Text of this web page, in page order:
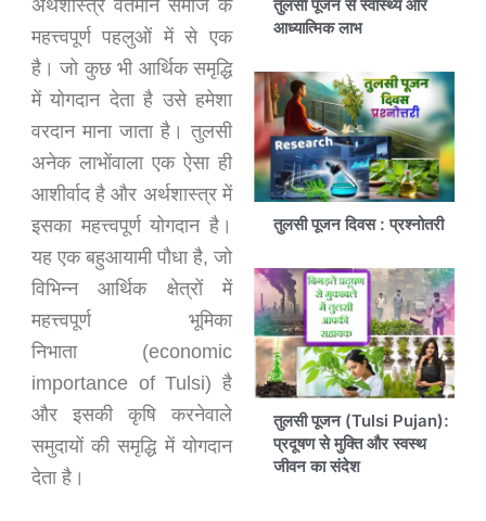
अर्थशास्त्र वर्तमान समाज के
महत्त्वपूर्ण पहलुओं में से एक
है। जो कुछ भी आर्थिक समृद्धि
में योगदान देता है उसे हमेशा
वरदान माना जाता है। तुलसी
अनेक लाभोंवाला एक ऐसा ही
आशीर्वाद है और अर्थशास्त्र में
इसका महत्त्वपूर्ण योगदान है।
यह एक बहुआयामी पौधा है, जो
विभिन्न आर्थिक क्षेत्रों में
महत्त्वपूर्ण भूमिका
निभाता (economic
importance of Tulsi)है
और इसकी कृषि करनेवाले
समुदायों की समृद्धि में योगदान
देता है।
तुलसी पूजन से स्वास्थ्य और
आध्यात्मिक लाभ
तुलसी पूजन दिवस : प्रश्नोतरी
तुलसी पूजन (Tulsi Pujan):
प्रदूषण से मुक्ति और स्वस्थ
जीवन का संदेश